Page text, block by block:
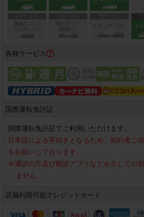
各種サービス
国際運転免許証
国際運転免許証でご利用いただけます。
日本語による手続きとなるため、契約者ご
をお願いしております。
※通訳の方及び翻訳アプリなどを介しての
ません。
店舗利用可能クレジットカード